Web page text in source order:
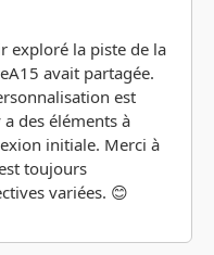
exploré la piste de la
avait partagée.
est
des éléments à
initiale. Merci à
toujours
variées. 😊